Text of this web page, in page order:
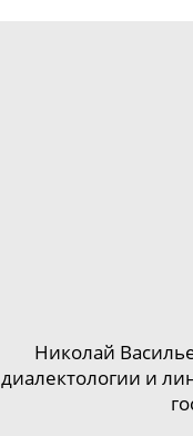
Николай
диалектологии и